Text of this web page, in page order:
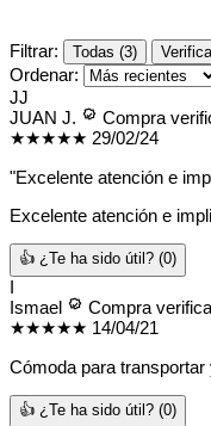
Filtrar: Todas (3)
Ordenar:
JJ
JUAN J.
Compra
★★★★★ 29/02/24
"Excelente atención e
Excelente atención e
👍 ¿Te ha sido útil? (0)
I
Ismael
Compra
★★★★★ 14/04/21
Cómoda para
👍 ¿Te ha sido útil? (0)